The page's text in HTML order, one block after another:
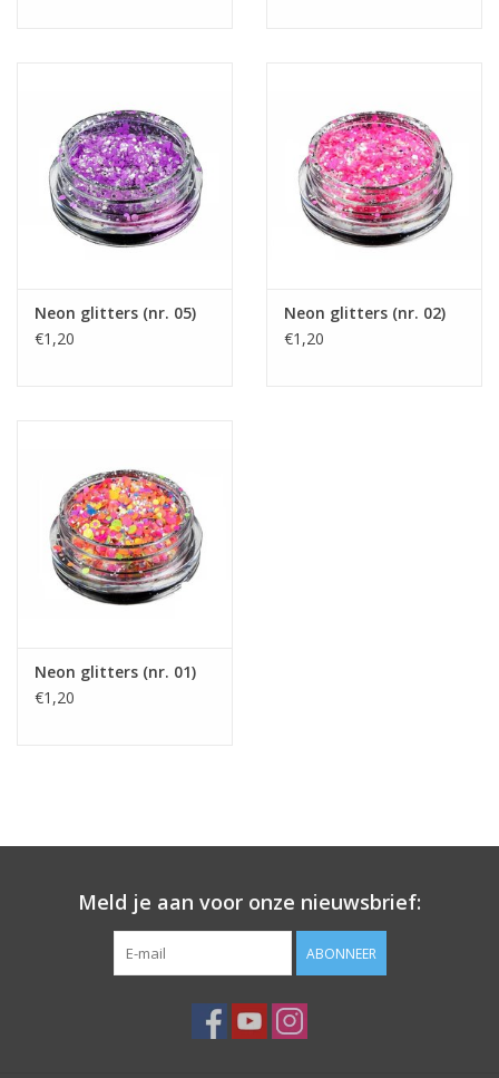
Neon glitters (nr. 05)
€1,20
Neon glitters (nr. 02)
€1,20
Neon glitters (nr. 01)
€1,20
Meld je aan voor onze nieuwsbrief:
ABONNEER